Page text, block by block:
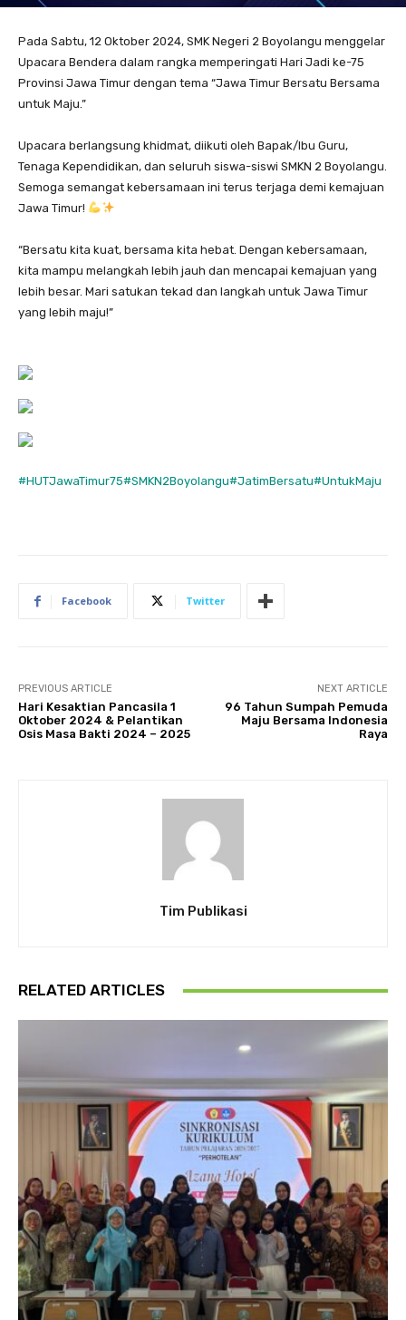
Pada Sabtu, 12 Oktober 2024, SMK Negeri 2 Boyolangu menggelar
Upacara Bendera dalam rangka memperingati Hari Jadi ke-75
Provinsi Jawa Timur dengan tema “Jawa Timur Bersatu Bersama
untuk Maju.”
Upacara berlangsung khidmat, diikuti oleh Bapak/Ibu Guru,
Tenaga Kependidikan, dan seluruh siswa-siswi SMKN 2 Boyolangu.
Semoga semangat kebersamaan ini terus terjaga demi kemajuan
Jawa Timur!
“Bersatu kita kuat, bersama kita hebat. Dengan kebersamaan,
kita mampu melangkah lebih jauh dan mencapai kemajuan yang
lebih besar. Mari satukan tekad dan langkah untuk Jawa Timur
yang lebih maju!”
#HUTJawaTimur75#SMKN2Boyolangu#JatimBersatu#UntukMaju
Facebook Twitter
PREVIOUS ARTICLE
Hari Kesaktian Pancasila 1
Oktober 2024 & Pelantikan
Osis Masa Bakti 2024 – 2025
NEXT ARTICLE
96 Tahun Sumpah Pemuda
Maju Bersama Indonesia
Raya
Tim Publikasi
RELATED ARTICLES